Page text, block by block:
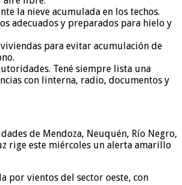
la nieve acumulada en los techos.
adecuados y preparados para hielo y
para evitar acumulación de
Tené siempre lista una
con linterna, radio, documentos y
de Mendoza, Neuquén, Río Negro,
rige este miércoles un alerta amarillo
por vientos del sector oeste, con